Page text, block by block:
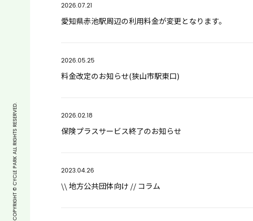
2026.07.21
愛知県赤池駅周辺の利用料金が変更となります。
2026.05.25
料金改定のお知らせ(狭山市駅東口)
2026.02.18
保険プラスサービス終了のお知らせ
2023.04.26
\\ 地方公共団体向け // コラム
COPYRIGHT © CYCLE PARK ALL RIGHTS RESERVED.